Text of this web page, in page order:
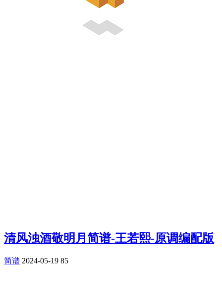
清风浊酒敬明月简谱-王若熙-原调编配版
简谱 2024-05-19 85